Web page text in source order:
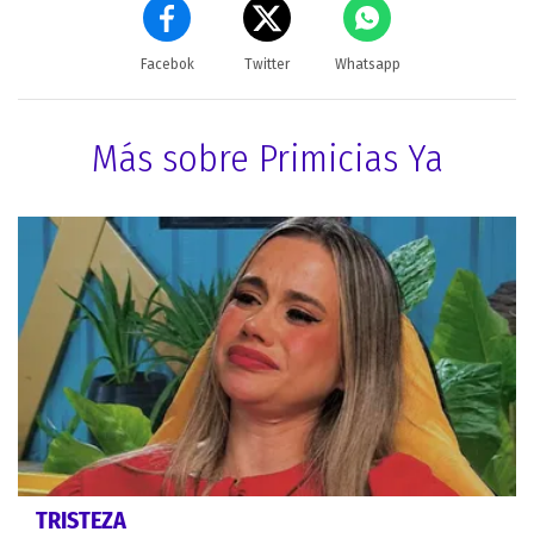
Facebok Twitter Whatsapp
Más sobre Primicias Ya
TRISTEZA